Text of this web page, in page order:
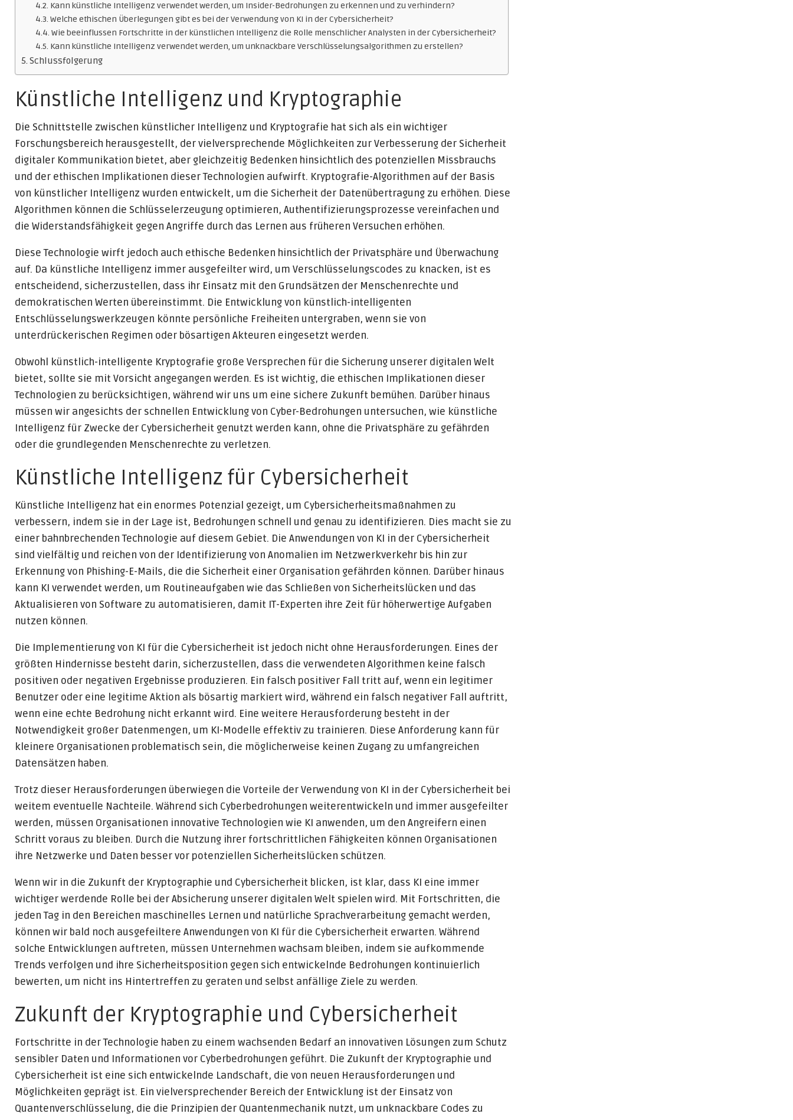
Kann künstliche Intelligenz verwendet werden, um Insider-Bedrohungen zu erkennen und zu verhindern?
Welche ethischen Überlegungen gibt es bei der Verwendung von KI in der Cybersicherheit?
Wie beeinflussen Fortschritte in der künstlichen Intelligenz die Rolle menschlicher Analysten in der Cybersicherheit?
Kann künstliche Intelligenz verwendet werden, um unknackbare Verschlüsselungsalgorithmen zu erstellen?
Schlussfolgerung
Künstliche Intelligenz und Kryptographie
Die Schnittstelle zwischen künstlicher Intelligenz und Kryptografie hat sich als ein wichtiger
Forschungsbereich herausgestellt, der vielversprechende Möglichkeiten zur Verbesserung der Sicherheit
digitaler Kommunikation bietet, aber gleichzeitig Bedenken hinsichtlich des potenziellen Missbrauchs
und der ethischen Implikationen dieser Technologien aufwirft. Kryptografie-Algorithmen auf der Basis
von künstlicher Intelligenz wurden entwickelt, um die Sicherheit der Datenübertragung zu erhöhen. Diese
Algorithmen können die Schlüsselerzeugung optimieren, Authentifizierungsprozesse vereinfachen und
die Widerstandsfähigkeit gegen Angriffe durch das Lernen aus früheren Versuchen erhöhen.
Diese Technologie wirft jedoch auch ethische Bedenken hinsichtlich der Privatsphäre und Überwachung
auf. Da künstliche Intelligenz immer ausgefeilter wird, um Verschlüsselungscodes zu knacken, ist es
entscheidend, sicherzustellen, dass ihr Einsatz mit den Grundsätzen der Menschenrechte und
demokratischen Werten übereinstimmt. Die Entwicklung von künstlich-intelligenten
Entschlüsselungswerkzeugen könnte persönliche Freiheiten untergraben, wenn sie von
unterdrückerischen Regimen oder bösartigen Akteuren eingesetzt werden.
Obwohl künstlich-intelligente Kryptografie große Versprechen für die Sicherung unserer digitalen Welt
bietet, sollte sie mit Vorsicht angegangen werden. Es ist wichtig, die ethischen Implikationen dieser
Technologien zu berücksichtigen, während wir uns um eine sichere Zukunft bemühen. Darüber hinaus
müssen wir angesichts der schnellen Entwicklung von Cyber-Bedrohungen untersuchen, wie künstliche
Intelligenz für Zwecke der Cybersicherheit genutzt werden kann, ohne die Privatsphäre zu gefährden
oder die grundlegenden Menschenrechte zu verletzen.
Künstliche Intelligenz für Cybersicherheit
Künstliche Intelligenz hat ein enormes Potenzial gezeigt, um Cybersicherheitsmaßnahmen zu
verbessern, indem sie in der Lage ist, Bedrohungen schnell und genau zu identifizieren. Dies macht sie zu
einer bahnbrechenden Technologie auf diesem Gebiet. Die Anwendungen von KI in der Cybersicherheit
sind vielfältig und reichen von der Identifizierung von Anomalien im Netzwerkverkehr bis hin zur
Erkennung von Phishing-E-Mails, die die Sicherheit einer Organisation gefährden können. Darüber hinaus
kann KI verwendet werden, um Routineaufgaben wie das Schließen von Sicherheitslücken und das
Aktualisieren von Software zu automatisieren, damit IT-Experten ihre Zeit für höherwertige Aufgaben
nutzen können.
Die Implementierung von KI für die Cybersicherheit ist jedoch nicht ohne Herausforderungen. Eines der
größten Hindernisse besteht darin, sicherzustellen, dass die verwendeten Algorithmen keine falsch
positiven oder negativen Ergebnisse produzieren. Ein falsch positiver Fall tritt auf, wenn ein legitimer
Benutzer oder eine legitime Aktion als bösartig markiert wird, während ein falsch negativer Fall auftritt,
wenn eine echte Bedrohung nicht erkannt wird. Eine weitere Herausforderung besteht in der
Notwendigkeit großer Datenmengen, um KI-Modelle effektiv zu trainieren. Diese Anforderung kann für
kleinere Organisationen problematisch sein, die möglicherweise keinen Zugang zu umfangreichen
Datensätzen haben.
Trotz dieser Herausforderungen überwiegen die Vorteile der Verwendung von KI in der Cybersicherheit bei
weitem eventuelle Nachteile. Während sich Cyberbedrohungen weiterentwickeln und immer ausgefeilter
werden, müssen Organisationen innovative Technologien wie KI anwenden, um den Angreifern einen
Schritt voraus zu bleiben. Durch die Nutzung ihrer fortschrittlichen Fähigkeiten können Organisationen
ihre Netzwerke und Daten besser vor potenziellen Sicherheitslücken schützen.
Wenn wir in die Zukunft der Kryptographie und Cybersicherheit blicken, ist klar, dass KI eine immer
wichtiger werdende Rolle bei der Absicherung unserer digitalen Welt spielen wird. Mit Fortschritten, die
jeden Tag in den Bereichen maschinelles Lernen und natürliche Sprachverarbeitung gemacht werden,
können wir bald noch ausgefeiltere Anwendungen von KI für die Cybersicherheit erwarten. Während
solche Entwicklungen auftreten, müssen Unternehmen wachsam bleiben, indem sie aufkommende
Trends verfolgen und ihre Sicherheitsposition gegen sich entwickelnde Bedrohungen kontinuierlich
bewerten, um nicht ins Hintertreffen zu geraten und selbst anfällige Ziele zu werden.
Zukunft der Kryptographie und Cybersicherheit
Fortschritte in der Technologie haben zu einem wachsenden Bedarf an innovativen Lösungen zum Schutz
sensibler Daten und Informationen vor Cyberbedrohungen geführt. Die Zukunft der Kryptographie und
Cybersicherheit ist eine sich entwickelnde Landschaft, die von neuen Herausforderungen und
Möglichkeiten geprägt ist. Ein vielversprechender Bereich der Entwicklung ist der Einsatz von
Quantenverschlüsselung, die die Prinzipien der Quantenmechanik nutzt, um unknackbare Codes zu